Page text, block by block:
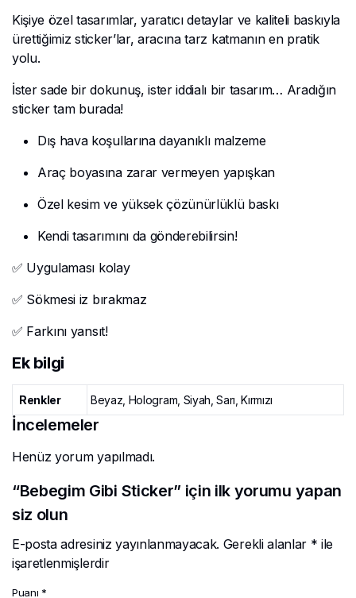
Kişiye özel tasarımlar, yaratıcı detaylar ve kaliteli baskıyla
ürettiğimiz sticker’lar, aracına tarz katmanın en pratik
yolu.
İster sade bir dokunuş, ister iddialı bir tasarım… Aradığın
sticker tam burada!
Dış hava koşullarına dayanıklı malzeme
Araç boyasına zarar vermeyen yapışkan
Özel kesim ve yüksek çözünürlüklü baskı
Kendi tasarımını da gönderebilirsin!
✅ Uygulaması kolay
✅ Sökmesi iz bırakmaz
✅ Farkını yansıt!
Ek bilgi
Renkler Beyaz, Hologram, Siyah, Sarı, Kırmızı
İncelemeler
Henüz yorum yapılmadı.
“Bebegim Gibi Sticker” için ilk yorumu yapan
siz olun
E-posta adresiniz yayınlanmayacak. Gerekli alanlar * ile
işaretlenmişlerdir
Puanı *